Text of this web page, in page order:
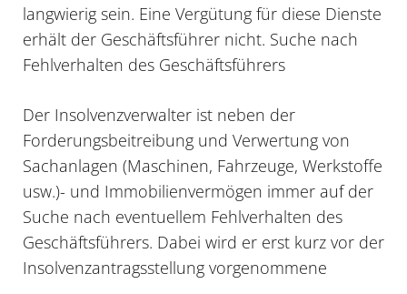
langwierig sein. Eine Vergütung für diese Dienste
erhält der Geschäftsführer nicht. Suche nach
Fehlverhalten des Geschäftsführers
Der Insolvenzverwalter ist neben der
Forderungsbeitreibung und Verwertung von
Sachanlagen (Maschinen, Fahrzeuge, Werkstoffe
usw.)- und Immobilienvermögen immer auf der
Suche nach eventuellem Fehlverhalten des
Geschäftsführers. Dabei wird er erst kurz vor der
Insolvenzantragsstellung vorgenommene